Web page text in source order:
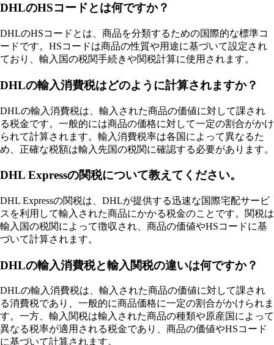
DHLのHSコードとは何ですか？
DHLのHSコードとは、商品を分類するための国際的な標準コ
ードです。HSコードは商品の性質や用途に基づいて設定され
ており、輸入国の税関手続きや関税計算に使用されます。
DHLの輸入消費税はどのように計算されますか？
DHLの輸入消費税は、輸入された商品の価値に対して課され
る税金です。一般的には商品の価格に対して一定の割合がかけ
られて計算されます。輸入消費税率は各国によって異なるた
め、正確な税額は輸入先国の税関に確認する必要があります。
DHL Expressの関税について教えてください。
DHL Expressの関税は、DHLが提供する迅速な国際宅配サービ
スを利用して輸入された商品にかかる税金のことです。関税は
輸入国の税関によって徴収され、商品の価値やHSコードに基
づいて計算されます。
DHLの輸入消費税と輸入関税の違いは何ですか？
DHLの輸入消費税は、輸入された商品の価値に対して課され
る消費税であり、一般的に商品価格に一定の割合がかけられま
す。一方、輸入関税は輸入された商品の種類や原産国によって
異なる税率が適用される税金であり、商品の価値やHSコード
に基づいて計算されます。